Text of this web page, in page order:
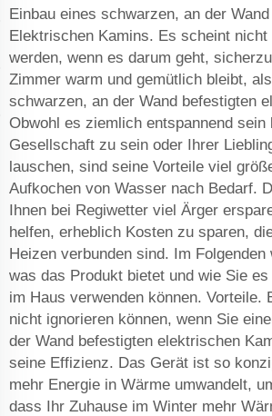
Einbau eines schwarzen, an der
Elektrischen Kamins. Es scheint nicht
werden, wenn es darum geht,
Zimmer warm und gemütlich bleibt,
schwarzen, an der Wand befestigten
Obwohl es ziemlich entspannend sein
Gesellschaft zu sein oder Ihrer
lauschen, sind seine Vorteile viel
Aufkochen von Wasser nach Bedarf.
Ihnen bei Regiwetter viel Ärger
helfen, erheblich Kosten zu sparen,
Heizen verbunden sind. Im
was das Produkt bietet und wie Sie
im Haus verwenden können. Vorteile.
nicht ignorieren können, wenn Sie
der Wand befestigten elektrischen
seine Effizienz. Das Gerät ist so
mehr Energie in Wärme umwandelt,
dass Ihr Zuhause im Winter mehr